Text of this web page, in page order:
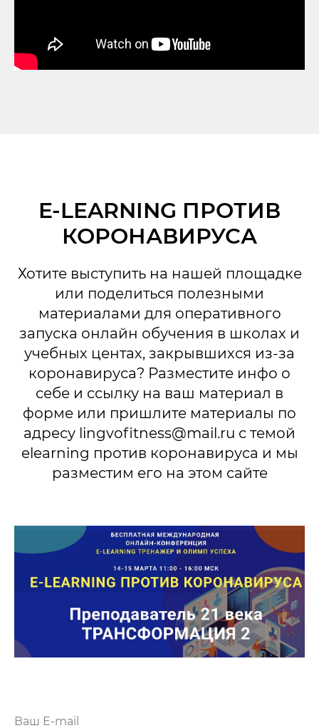
E-LEARNING ПРОТИВ
КОРОНАВИРУСА
Хотите выступить на нашей площадке
или поделиться полезными
материалами для оперативного
запуска онлайн обучения в школах и
учебных центах, закрывшихся из-за
коронавируса? Разместите инфо о
себе и ссылку на ваш материал в
форме или пришлите материалы по
адресу lingvofitness@mail.ru с темой
elearning против коронавируса и мы
разместим его на этом сайте